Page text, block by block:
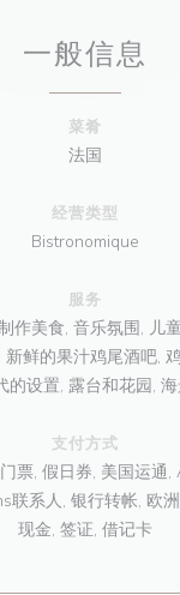
一般信息
菜肴
法国
经营类型
Bistronomique
服务
作美食, 音乐氛围, 儿
新鲜的果汁鸡尾酒吧,
的设置, 露台和花园,
支付方式
票, 假日券, 美国运通,
联系人, 银行转帐, 欧
现金, 签证, 借记卡